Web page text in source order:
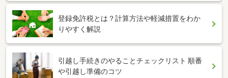
登録免許税とは？計算方法や軽減措置をわか
りやすく解説
引越し手続きのやることチェックリスト 順番
や引越し準備のコツ